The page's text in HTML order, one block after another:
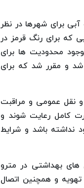
آبی برای شهرها در نظر
که برای رنگ قرمز در
محدودیت ها برای
و مقرر شد که برای
نقل عمومی و مراقبت
کامل رعایت شوند و
نداشته باشد و شرایط
بهداشتی در مترو
تهویه و همچنین اتصال